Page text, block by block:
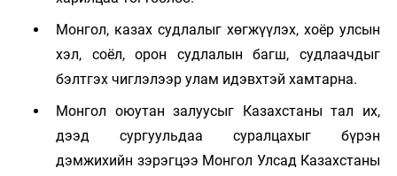
Монгол, казах судлалыг хөгжүүлэх, хоёр улсын
хэл, соёл, орон судлалын багш, судлаачдыг
бэлтгэх чиглэлээр улам идэвхтэй хамтарна.
Монгол оюутан залуусыг Казахстаны тал их,
дээд сургуульдаа суралцахыг бүрэн
дэмжихийн зэрэгцээ Монгол Улсад Казахстаны